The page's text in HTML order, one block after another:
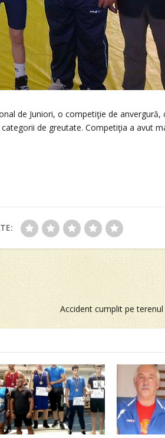
de Juniori, o competiţie de anvergură,
de greutate. Competiţia a avut
Accident cumplit pe